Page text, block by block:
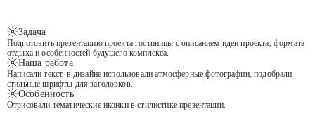
Задача
Подготовить презентацию проекта гостиницы с описанием идеи проекта, формата
отдыха и особенностей будущего комплекса.
Наша работа
Написали текст, в дизайне использовали атмосферные фотографии, подобрали
стильные шрифты для заголовков.
Особенность
Отрисовали тематические иконки в стилистике презентации.